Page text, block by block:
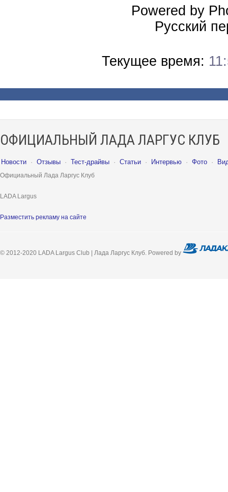
Powered by
Русский
Текущее время:
ОФИЦИАЛЬНЫЙ ЛАДА ЛАРГУС КЛУБ
Новости · Отзывы · Тест-драйвы · Статьи · Интервью · Фото ·
Официальный Лада Ларгус Клуб
LADA Largus
Разместить рекламу на сайте
© 2012-2020 LADA Largus Club | Лада Ларгус Клуб. Powered by